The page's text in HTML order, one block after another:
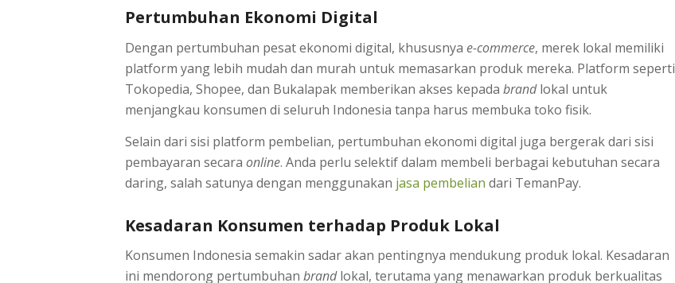
Pertumbuhan Ekonomi Digital
Dengan pertumbuhan pesat ekonomi digital, khususnya e-commerce, merek lokal memiliki
platform yang lebih mudah dan murah untuk memasarkan produk mereka. Platform seperti
Tokopedia, Shopee, dan Bukalapak memberikan akses kepada brandlokal untuk
menjangkau konsumen di seluruh Indonesia tanpa harus membuka toko fisik.
Selain dari sisi platform pembelian, pertumbuhan ekonomi digital juga bergerak dari sisi
pembayaran secara online. Anda perlu selektif dalam membeli berbagai kebutuhan secara
daring, salah satunya dengan menggunakan jasa pembelian dari TemanPay.
Kesadaran Konsumen terhadap Produk Lokal
Konsumen Indonesia semakin sadar akan pentingnya mendukung produk lokal. Kesadaran
ini mendorong pertumbuhan brandlokal, terutama yang menawarkan produk berkualitas